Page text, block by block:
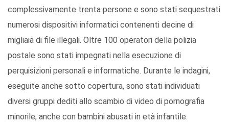
complessivamente trenta persone e sono stati sequestrati
numerosi dispositivi informatici contenenti decine di
migliaia di file illegali. Oltre 100 operatori della polizia
postale sono stati impegnati nella esecuzione di
perquisizioni personali e informatiche. Durante le indagini,
eseguite anche sotto copertura, sono stati individuati
diversi gruppi dediti allo scambio di video di pornografia
minorile, anche con bambini abusati in età infantile.